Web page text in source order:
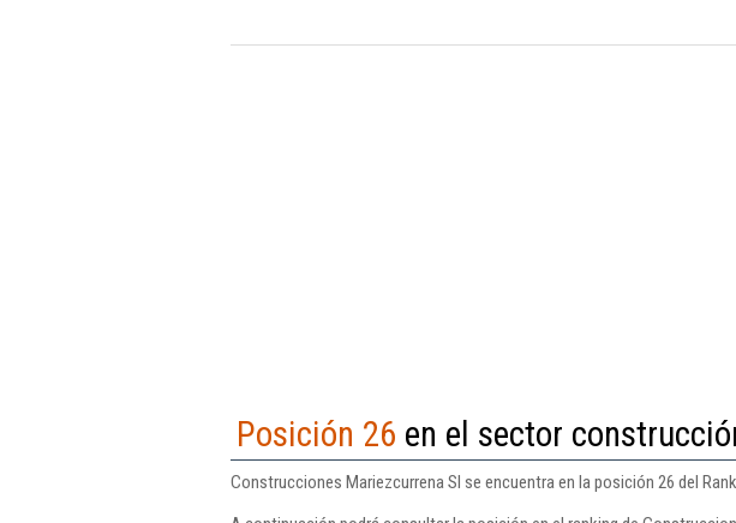
Posición 26 en el sector
Construcciones Mariezcurrena Sl se encuentra en la posición 26 del